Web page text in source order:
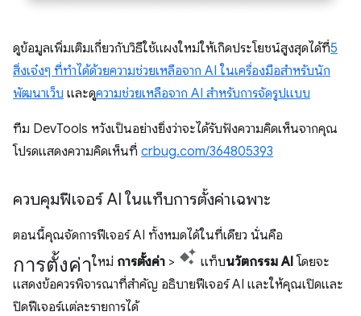
ดูข้อมูลเพิ่มเติมเกี่ยวกับวิธีใช้แผงใหม่ให้เกิดประโยชน์สูงสุดได้ที่5
สิ่งเจ๋งๆ ที่ทำได้ด้วยความช่วยเหลือจาก AI ในเครื่องมือสำหรับนัก
พัฒนาเว็บ และดูความช่วยเหลือจาก AI สำหรับการจัดรูปแบบ
ทีม DevTools หวังเป็นอย่างยิ่งว่าจะได้รับฟังความคิดเห็นจากคุณ
โปรดแสดงความคิดเห็นที่ crbug.com/364805393
ควบคุมฟีเจอร์ AI ในแท็บการตั้งค่าเฉพาะ
ตอนนี้คุณจัดการฟีเจอร์ AI ทั้งหมดได้ในที่เดียว นั่นคือ
การตั้งค่าใหม่ การตั้งค่า > แท็บนวัตกรรม AIโดยจะ
แสดงข้อควรพิจารณาที่สำคัญ อธิบายฟีเจอร์ AI และให้คุณเปิดและ
ปิดฟีเจอร์แต่ละรายการได้